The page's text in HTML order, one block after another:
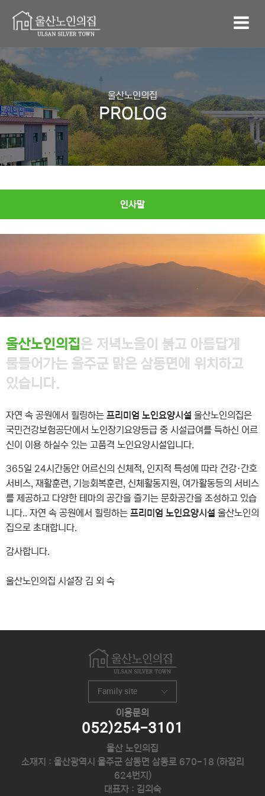
울산노인의집
PROLOG
인사말
울산노인의집은 저녁노을이 붉고 아름답게
물들어가는 울주군 맑은 삼동면에 위치하고
있습니다.
자연 속 공원에서 힐링하는 프리미엄 노인요양시설 울산노인의집은
국민건강보험공단에서 노인장기요양등급 중 시설급여를 득하신 어르
신이 이용 하실수 있는 고품격 노인요양시설입니다.
365일 24시간동안 어르신의 신체적, 인지적 특성에 따라 건강·간호
서비스, 재활훈련, 기능회복훈련, 신체활동지원, 여가활동등의 서비스
를 제공하고 다양한 테마의 공간을 즐기는 문화공간을 조성하고 있습
니다.. 자연 속 공원에서 힐링하는 프리미엄 노인요양시설 울산노인의
집으로 초대합니다.
감사합니다.
울산노인의집 시설장 김 외 숙
이용문의
052)254-3101
울산 노인의집
소재지 : 울산광역시 울주군 삼동면 삼동로 670-18 (하잠리
624번지)
대표자 : 김외숙
Family site